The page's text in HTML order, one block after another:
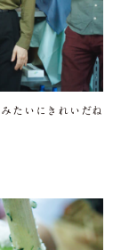
たいにきれいだね